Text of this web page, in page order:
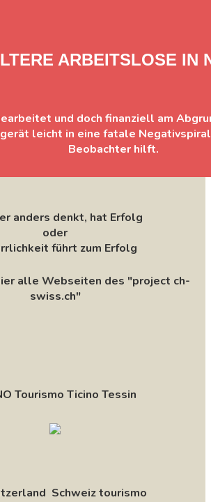
ARBEITSLOSE IN
und doch finanziell am
leicht in eine fatale
Beobachter hilft.
anders denkt, hat Erfolg
oder
führt zum Erfolg
alle Webseiten des "project ch-
swiss.ch"
Tourismo Ticino Tessin
Schweiz tourismo